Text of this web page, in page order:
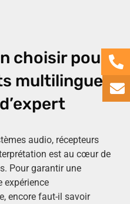
choisir pour
multilingues
audio, récepteurs
est au cœur de
Pour garantir une
expérience
encore faut-il savoir